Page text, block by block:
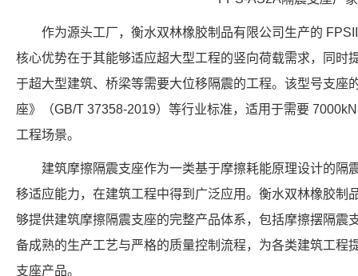
作为源头工厂，衡水双林橡胶制品有限公司生产的
核心优势在于其能够适应超大型工程的竖向荷载需求，同时
于超大型建筑、桥梁等需要大位移隔震的工程。该型号支座
座》（GB/T 37358-2019）等行业标准，适用于需要
工程场景。
建筑摩擦隔震支座作为一类基于摩擦耗能原理设计的隔
移适应能力，在建筑工程中得到广泛应用。衡水双林橡胶制
够提供建筑摩擦隔震支座的完整产品体系，包括摩擦摆隔震
备成熟的生产工艺与严格的质量控制流程，为各类建筑工程
支座产品。